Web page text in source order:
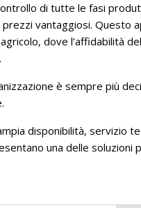
di tutte le fasi
vantaggiosi. Questo
dove l’affidabilità
è sempre più
disponibilità, servizio
una delle soluzioni